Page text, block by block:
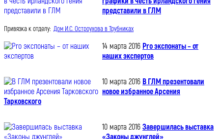
представили в ГЛМ
Привязка к отделу: Дом И.С. Остроухова в Трубниках
14 марта 2016 Pro экспонаты – от
наших экспертов
10 марта 2016 В ГЛМ презентовали
новое избранное Арсения
Тарковского
10 марта 2016 Завершилась выставка
«Законы джунглей»